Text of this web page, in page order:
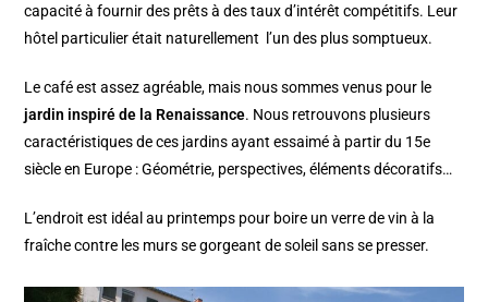
capacité à fournir des prêts à des taux d’intérêt compétitifs. Leur
hôtel particulier était naturellement l’un des plus somptueux.
Le café est assez agréable, mais nous sommes venus pour le
jardin inspiré de la Renaissance. Nous retrouvons plusieurs
caractéristiques de ces jardins ayant essaimé à partir du 15e
siècle en Europe : Géométrie, perspectives, éléments décoratifs…
L’endroit est idéal au printemps pour boire un verre de vin à la
fraîche contre les murs se gorgeant de soleil sans se presser.